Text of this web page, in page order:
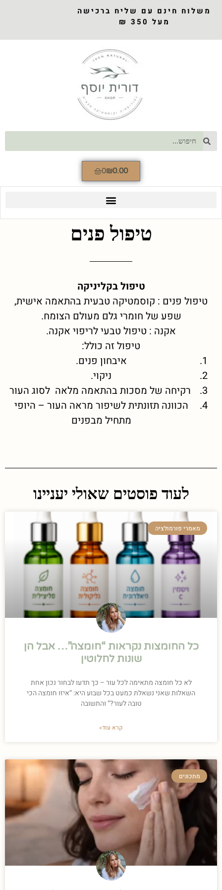
משלוח חינם עם שליח ברכישה
מעל 350 ₪
₪0.00
0
טיפול פנים
טיפול בקליניקה
טיפול פנים : קוסמטיקה טבעית בהתאמה אישית,
שפע של חומרי גלם מעולם הצומח.
אקנה : טיפול טבעי לריפוי אקנה.
טיפול זה כולל:
איבחון פנים.
ניקוי.
רקיחה של מסכות בהתאמה מלאה לסוג העור
הכוונה תזונתית לשיפור מראה העור – היופי
מתחיל מבפנים
לעוד פוסטים שאולי יעניינו
מאמרי פורמולציה
כל החומצות נקראות “חומצה”… אבל הן
שונות לחלוטין
לא כל חומצה מתאימה לכל עור – כך תדעו לבחור נכון אחת
השאלות שאני נשאלת כמעט בכל שבוע היא: “איזו חומצה הכי
טובה לעור?” והתשובה
קרא עוד»
מתכונים